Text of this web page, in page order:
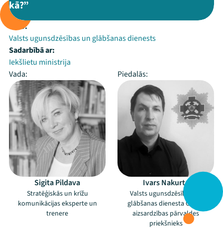
kā?”
Rīko:
Valsts ugunsdzēsības un glābšanas dienests
Sadarbībā ar:
Iekšlietu ministrija
Vada:
Piedalās:
Sigita Pildava
Stratēģiskās un krīžu
komunikācijas eksperte un
trenere
Ivars Nakurts
Valsts ugunsdzēsības un
glābšanas dienesta Civilās
aizsardzības pārvaldes
priekšnieks